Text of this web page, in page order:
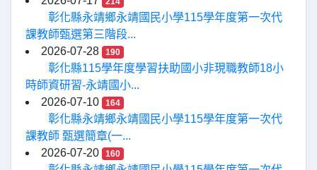
彰化縣永靖鄉永靖國民小學115學年度第一次代
課教師甄選第三階段...
2026-07-28
190
彰化縣115學年度學習扶助國小非現職教師18小
時師資研習-永靖國小...
2026-07-10
164
彰化縣永靖鄉永靖國民小學115學年度第一次代
課教師 甄選簡章(一...
2026-07-20
160